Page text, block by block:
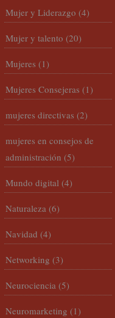
Mujer y Liderazgo (4)
Mujer y talento (20)
Mujeres (1)
Mujeres Consejeras (1)
mujeres directivas (2)
mujeres en consejos de
administración (5)
Mundo digital (4)
Naturaleza (6)
Navidad (4)
Networking (3)
Neurociencia (5)
Neuromarketing (1)